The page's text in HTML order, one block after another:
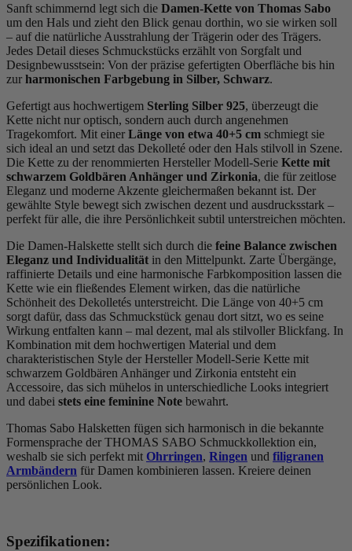
Sanft schimmernd legt sich die Damen-Kette von Thomas Sabo
um den Hals und zieht den Blick genau dorthin, wo sie wirken soll
– auf die natürliche Ausstrahlung der Trägerin oder des Trägers.
Jedes Detail dieses Schmuckstücks erzählt von Sorgfalt und
Designbewusstsein: Von der präzise gefertigten Oberfläche bis hin
zur harmonischen Farbgebung in Silber, Schwarz.
Gefertigt aus hochwertigem Sterling Silber 925, überzeugt die
Kette nicht nur optisch, sondern auch durch angenehmen
Tragekomfort. Mit einer Länge von etwa 40+5 cm schmiegt sie
sich ideal an und setzt das Dekolleté oder den Hals stilvoll in Szene.
Die Kette zu der renommierten Hersteller Modell-Serie Kette mit
schwarzem Goldbären Anhänger und Zirkonia, die für zeitlose
Eleganz und moderne Akzente gleichermaßen bekannt ist. Der
gewählte Style bewegt sich zwischen dezent und ausdrucksstark –
perfekt für alle, die ihre Persönlichkeit subtil unterstreichen möchten.
Die Damen-Halskette stellt sich durch die feine Balance zwischen
Eleganz und Individualität in den Mittelpunkt. Zarte Übergänge,
raffinierte Details und eine harmonische Farbkomposition lassen die
Kette wie ein fließendes Element wirken, das die natürliche
Schönheit des Dekolletés unterstreicht. Die Länge von 40+5 cm
sorgt dafür, dass das Schmuckstück genau dort sitzt, wo es seine
Wirkung entfalten kann – mal dezent, mal als stilvoller Blickfang. In
Kombination mit dem hochwertigen Material und dem
charakteristischen Style der Hersteller Modell-Serie Kette mit
schwarzem Goldbären Anhänger und Zirkonia entsteht ein
Accessoire, das sich mühelos in unterschiedliche Looks integriert
und dabei stets eine feminine Note bewahrt.
Thomas Sabo Halsketten fügen sich harmonisch in die bekannte
Formensprache der THOMAS SABO Schmuckkollektion ein,
weshalb sie sich perfekt mit Ohrringen, Ringen und filigranen
Armbändern für Damen kombinieren lassen. Kreiere deinen
persönlichen Look.
Spezifikationen: